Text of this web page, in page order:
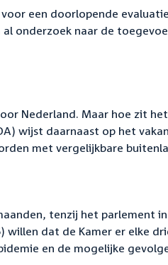
een doorlopende
onderzoek naar de
Nederland. Maar hoe zit
wijst daarnaast op het
met vergelijkbare
tenzij het parlement
willen dat de Kamer er elke
en de mogelijke